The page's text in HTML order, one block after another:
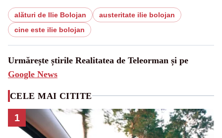
alături de Ilie Bolojan
austeritate ilie bolojan
cine este ilie bolojan
Urmărește știrile Realitatea de Teleorman și pe
Google News
CELE MAI CITITE
1